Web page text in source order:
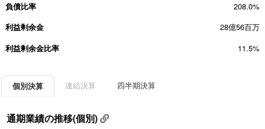
負債比率
208.0%
利益剰余金
28億56百万
利益剰余金比率
11.5%
個別決算 連結決算 四半期決算
通期業績の推移(個別)